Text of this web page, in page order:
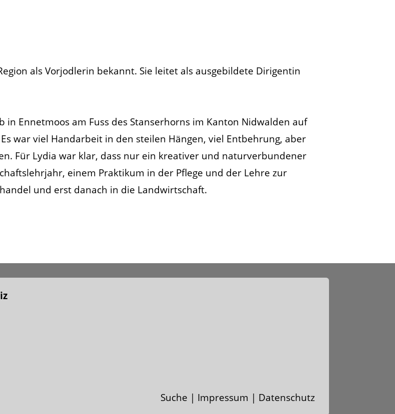
als Vorjodlerin bekannt. Sie leitet als ausgebildete Dirigentin
Ennetmoos am Fuss des Stanserhorns im Kanton Nidwalden auf
war viel Handarbeit in den steilen Hängen, viel Entbehrung, aber
Für Lydia war klar, dass nur ein kreativer und naturverbundener
einem Praktikum in der Pflege und der Lehre zur
und erst danach in die Landwirtschaft.
Suche | Impressum | Datenschutz